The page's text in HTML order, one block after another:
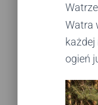
Watra
ogień